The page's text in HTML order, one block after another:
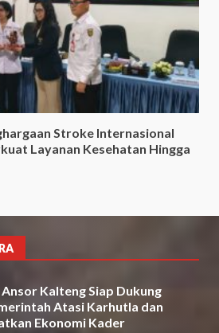
Stroke Internasional
Layanan Kesehatan Hingga
Ansor Kalteng Siap Dukung
Atasi Karhutla dan
Ekonomi Kader